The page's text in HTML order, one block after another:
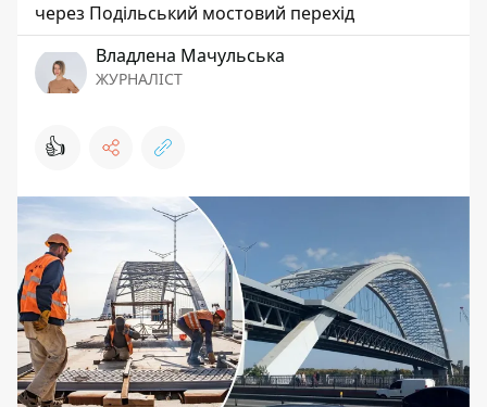
через Подільський мостовий перехід
Владлена Мачульська
ЖУРНАЛІСТ
👍